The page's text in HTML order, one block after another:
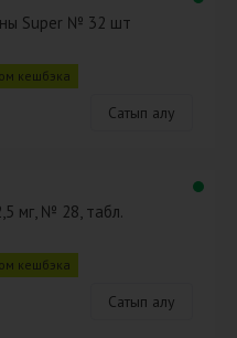
Super № 32 шт
кешбэка
Сатып алу
мг, № 28, табл.
кешбэка
Сатып алу